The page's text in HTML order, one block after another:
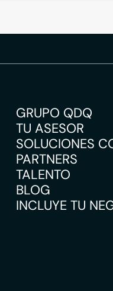
GRUPO QDQ
TU ASESOR
SOLUCIONES
PARTNERS
TALENTO
BLOG
INCLUYE TU